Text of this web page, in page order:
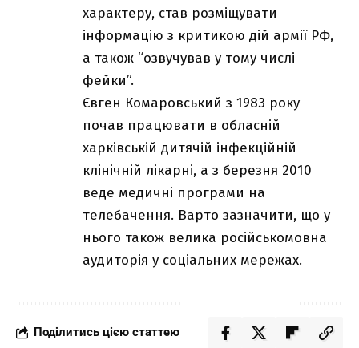
характеру, став розміщувати
інформацію з критикою дій армії РФ,
а також “озвучував у тому числі
фейки”.
Євген Комаровський з 1983 року
почав працювати в обласній
харківській дитячій інфекційній
клінічній лікарні, а з березня 2010
веде медичні програми на
телебачення. Варто зазначити, що у
нього також велика російськомовна
аудиторія у соціальних мережах.
Поділитись цією статтею